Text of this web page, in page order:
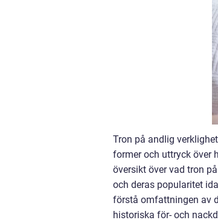
Tron på andlig
former och uttryck över
översikt över vad tron
och deras popularitet
förstå omfattningen av
historiska för- och